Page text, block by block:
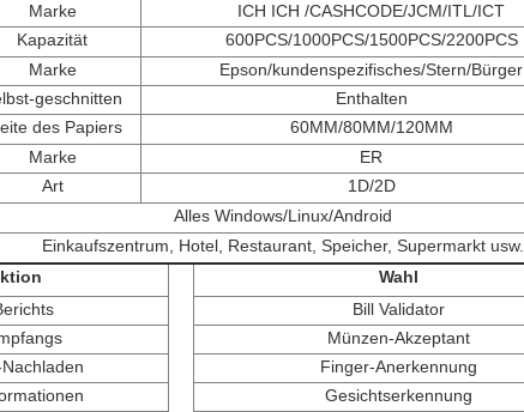
Marke
ICH ICH /CASHCODE/JCM/ITL/ICT
Kapazität
600PCS/1000PCS/1500PCS/2200PCS
Marke
Epson/kundenspezifisches/Stern/Bürger
geschnitten
Enthalten
des Papiers
60MM/80MM/120MM
Marke
ER
Art
1D/2D
Alles Windows/Linux/Android
Einkaufszentrum, Hotel, Restaurant, Speicher, Supermarkt usw.
Wahl
Bill Validator
Münzen-Akzeptant
Finger-Anerkennung
Gesichtserkennung